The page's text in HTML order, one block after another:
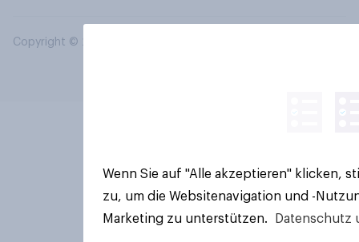
Copyright © 2026 YouGov PLC. Alle Rechte vorbehalten.
Wenn Sie auf "Alle akzeptieren" klicken,
zu, um die Websitenavigation und -
Marketing zu unterstützen.
Datenschutz